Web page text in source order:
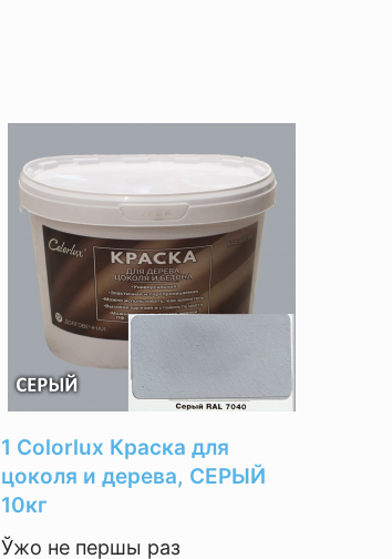
1 Colorlux Краска для
цоколя и дерева, СЕРЫЙ
10кг
Ўжо не першы раз